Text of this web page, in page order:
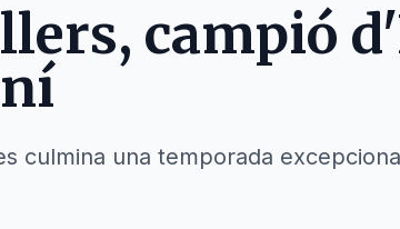
campió
culmina una temporada